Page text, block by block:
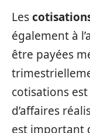
Les
également à
être payées
cotisations
d’affaires
est important